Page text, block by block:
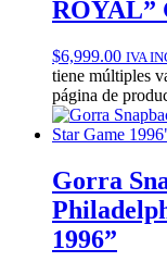
ROYAL”
$6,999.00 IVA
tiene múltiples
página de
Gorra
1996”